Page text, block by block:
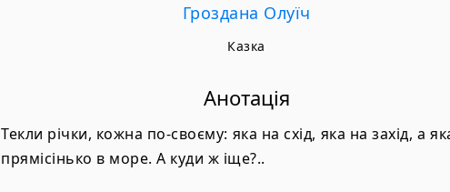
Гроздана Олуїч
Казка
Анотація
Текли річки, кожна по-своєму: яка на схід, яка на захід, а
прямісінько в море. А куди ж іще?..